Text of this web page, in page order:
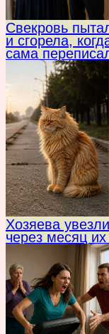
Свекровь
и сгорела,
сама
Хозяева
через месяц